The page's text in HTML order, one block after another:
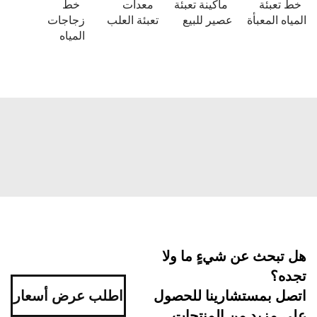
المعبأة
ماكينة تعبئة
عصير للبيع
معدات
تعبئة العلب
زجاجات
عن شيءٍ ما ولا
بمستشارينا للحصول
اطلب عرض أسعار